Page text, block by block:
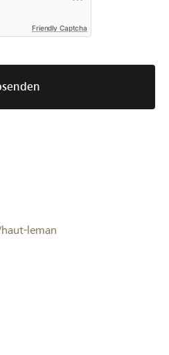
Friendly Captcha
leman